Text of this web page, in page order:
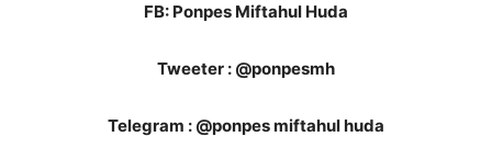
FB: Ponpes Miftahul Huda
Tweeter : @ponpesmh
Telegram : @ponpes miftahul huda